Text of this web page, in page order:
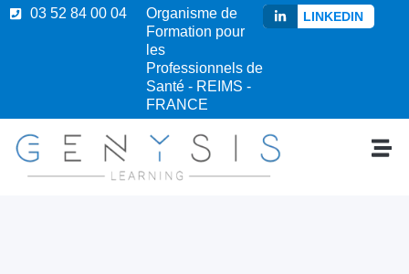
03 52 84 00 04
Organisme de
Formation pour
les
Professionnels de
Santé - REIMS -
FRANCE
LINKEDIN